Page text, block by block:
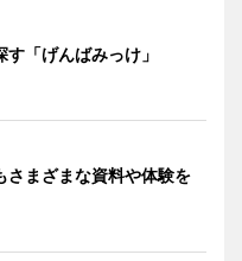
「げんばみっけ」
さまざまな資料や体験を